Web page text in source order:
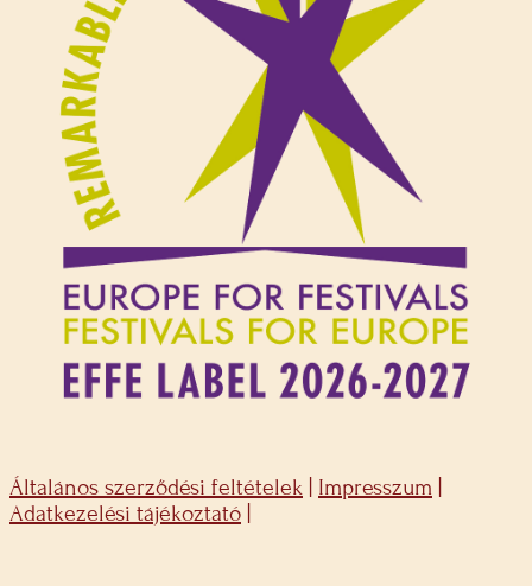
Általános szerződési feltételek Impresszum
Adatkezelési tájékoztató